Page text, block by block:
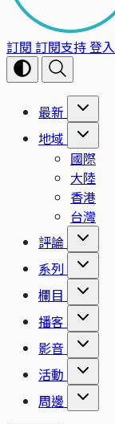
訂閱 訂閱支持登入
最新
地域
國際
大陸
香港
台灣
評論
系列
欄目
播客
影音
活動
周邊